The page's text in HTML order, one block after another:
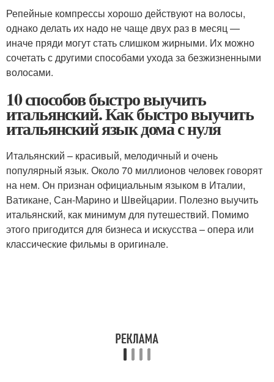
Репейные компрессы хорошо действуют на волосы,
однако делать их надо не чаще двух раз в месяц —
иначе пряди могут стать слишком жирными. Их можно
сочетать с другими способами ухода за безжизненными
волосами.
10 способов быстро выучить
итальянский. Как быстро выучить
итальянский язык дома с нуля
Итальянский – красивый, мелодичный и очень
популярный язык. Около 70 миллионов человек говорят
на нем. Он признан официальным языком в Италии,
Ватикане, Сан-Марино и Швейцарии. Полезно выучить
итальянский, как минимум для путешествий. Помимо
этого пригодится для бизнеса и искусства – опера или
классические фильмы в оригинале.